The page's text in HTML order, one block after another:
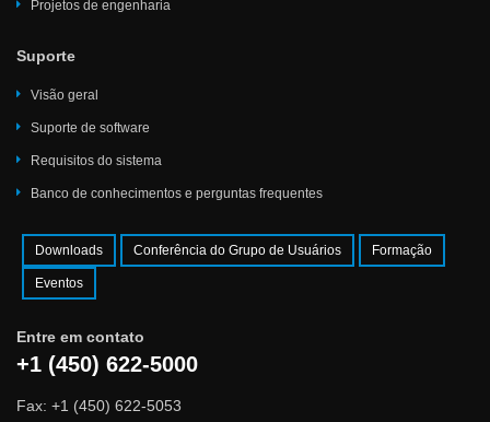
Projetos de engenharia
Suporte
Visão geral
Suporte de software
Requisitos do sistema
Banco de conhecimentos e perguntas frequentes
Downloads Conferência do Grupo de Usuários Formação
Eventos
Entre em contato
+1 (450) 622-5000
Fax: +1 (450) 622-5053